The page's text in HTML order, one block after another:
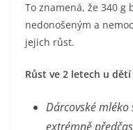
To znamená, že 340 g
nedonošeným a
jejich růst.
Růst ve 2 letech u
Dárcovské mléko
extrémně